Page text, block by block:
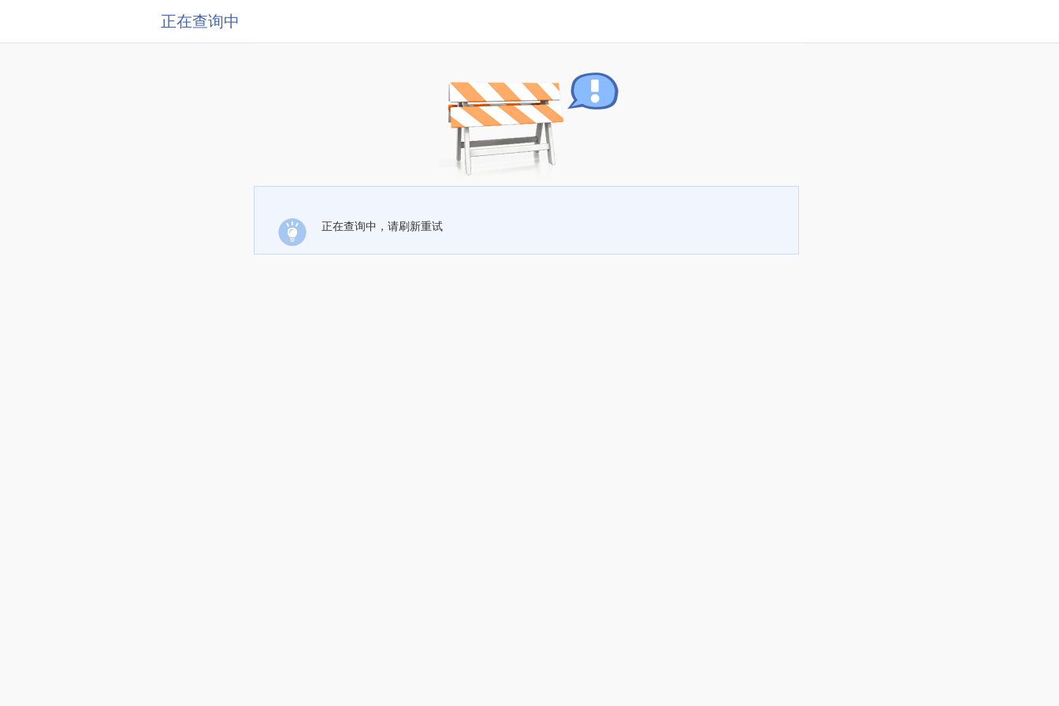
正在查询中
正在查询中，请刷新重试